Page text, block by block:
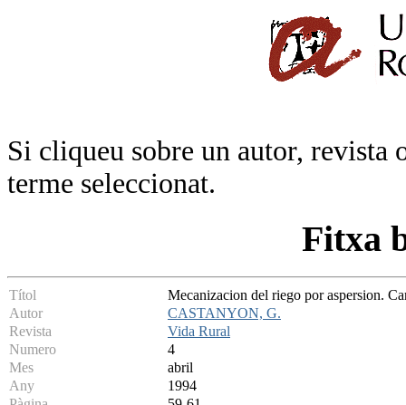
Si cliqueu sobre un autor, revista
terme seleccionat.
Fitxa
Títol
Mecanizacion del riego por aspersion.
Autor
CASTANYON, G.
Revista
Vida Rural
Numero
4
Mes
abril
Any
1994